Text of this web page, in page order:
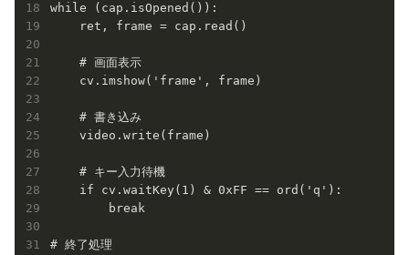
while (cap.isOpened()):
    ret, frame = cap.read()
    # 画面表示
    cv.imshow('frame', frame)
    # 書き込み
    video.write(frame)
    # キー入力待機
    if cv.waitKey(1) & 0xFF == ord('q'):
        break
# 終了処理